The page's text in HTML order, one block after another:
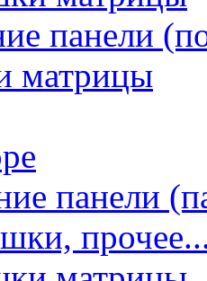
панели
матрицы
панели